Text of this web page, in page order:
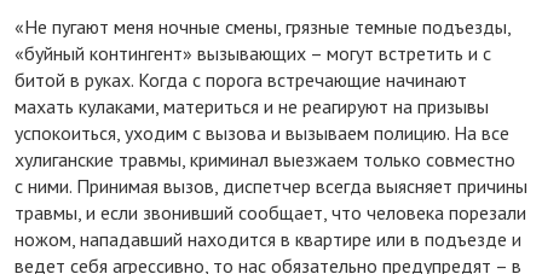
«Не пугают меня ночные смены, грязные темные подъезды,
«буйный контингент» вызывающих – могут встретить и с
битой в руках. Когда с порога встречающие начинают
махать кулаками, материться и не реагируют на призывы
успокоиться, уходим с вызова и вызываем полицию. На все
хулиганские травмы, криминал выезжаем только совместно
с ними. Принимая вызов, диспетчер всегда выясняет причины
травмы, и если звонивший сообщает, что человека порезали
ножом, нападавший находится в квартире или в подъезде и
ведет себя агрессивно, то нас обязательно предупредят – в